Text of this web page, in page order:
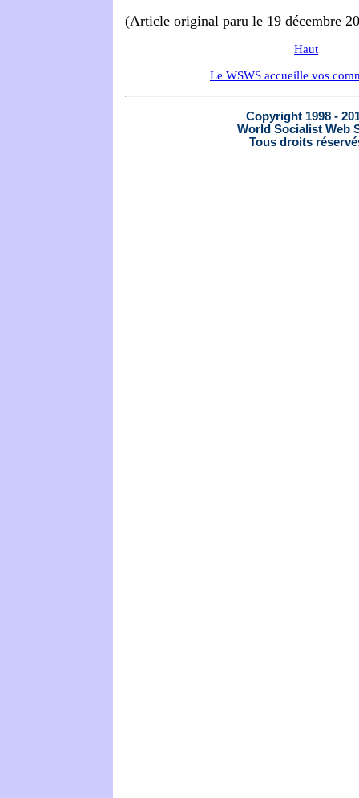
(Article original paru le 19 décembre
Haut
Le WSWS accueille vos
Copyright 1998 -
World Socialist Web
Tous droits